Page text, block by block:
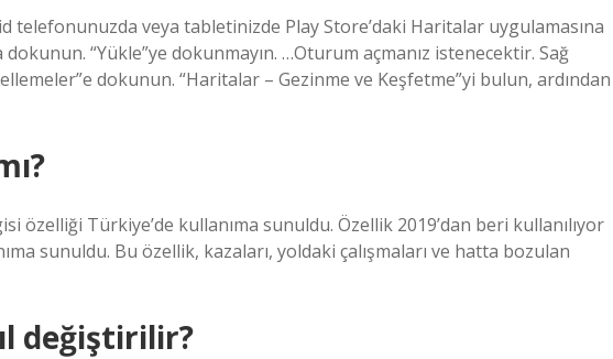
telefonunuzda veya tabletinizde Play Store’daki Haritalar uygulamasına
dokunun. “Yükle”ye dokunmayın. …Oturum açmanız istenecektir. Sağ
dokunun. “Haritalar – Gezinme ve Keşfetme”yi bulun, ardından
özelliği Türkiye’de kullanıma sunuldu. Özellik 2019’dan beri kullanılıyor
sunuldu. Bu özellik, kazaları, yoldaki çalışmaları ve hatta bozulan
değiştirilir?